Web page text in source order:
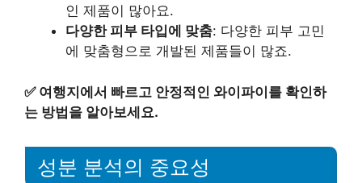
인 제품이 많아요.
다양한 피부 타입에 맞춤: 다양한 피부 고민
에 맞춤형으로 개발된 제품들이 많죠.
✅ 여행지에서 빠르고 안정적인 와이파이를 확인하
는 방법을 알아보세요.
성분 분석의 중요성